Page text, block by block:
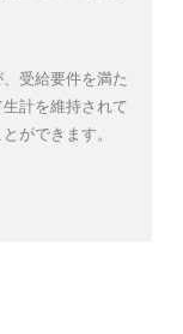
受給要件を満た
計を維持されて
ができます。